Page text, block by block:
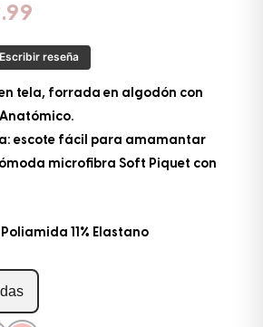
reseña
tela, forrada en algodón con
escote fácil para amamantar
microfibra Soft Piquet con
11% Elastano